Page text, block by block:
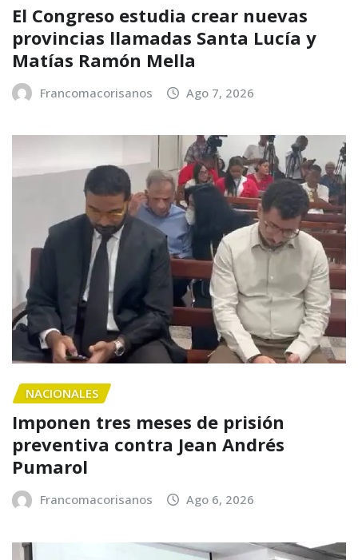
El Congreso estudia crear nuevas
provincias llamadas Santa Lucía y
Matías Ramón Mella
Francomacorisanos Ago 7, 2026
NACIONALES
Imponen tres meses de prisión
preventiva contra Jean Andrés
Pumarol
Francomacorisanos Ago 6, 2026